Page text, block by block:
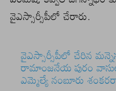
వైఎస్సార్సీపీలో చేరారు.
వైఎస్సార్సీపీలో చేరిన
రామాంజనేయ పురం
ఎమ్మెల్యే నంబూరు